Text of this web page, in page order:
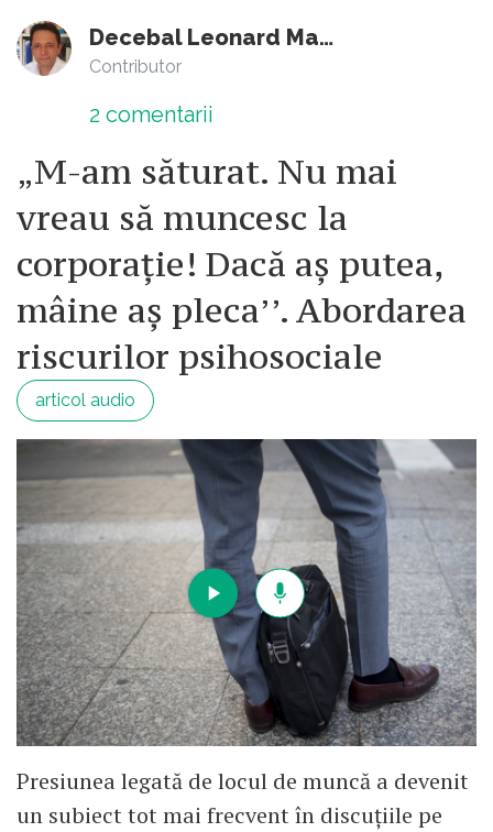
Decebal Leonard Marin
Contributor
2 comentarii
„M-am săturat. Nu mai
vreau să muncesc la
corporație! Dacă aș putea,
mâine aș pleca’’. Abordarea
riscurilor psihosociale
articol audio
Presiunea legată de locul de muncă a devenit
un subiect tot mai frecvent în discuțiile pe